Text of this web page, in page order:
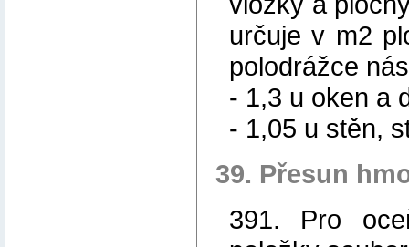
určuje v m2
polodrážce
- 1,3 u oken a
- 1,05 u stěn,
39. Přesun
391. Pro